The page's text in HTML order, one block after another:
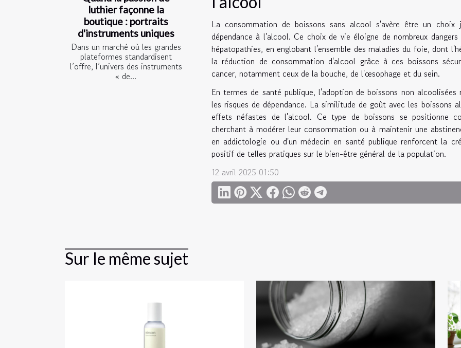
luthier façonne la
boutique : portraits
d'instruments uniques
Dans un marché où les grandes
plateformes standardisent
l’offre, l’univers des instruments
« de...
La consommation de boissons sans alcool s'avère être un
dépendance à l'alcool. Ce choix de vie éloigne de nombreux
hépatopathies, en englobant l'ensemble des maladies du foie, dont
la réduction de consommation d'alcool grâce à ces boissons
cancer, notamment ceux de la bouche, de l'œsophage et du sein.
En termes de santé publique, l'adoption de boissons non
les risques de dépendance. La similitude de goût avec les boissons
effets néfastes de l'alcool. Ce type de boissons se positionne
cherchant à modérer leur consommation ou à maintenir une
en addictologie ou d'un médecin en santé publique renforcent la
positif de telles pratiques sur le bien-être général de la population.
12 avril 2025 01:50
Sur le même sujet